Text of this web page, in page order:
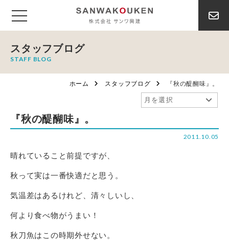
スタッフブログ
STAFF BLOG
ホーム スタッフブログ 『秋の醍醐味』。
『秋の醍醐味』。
2011.10.05
晴れていること前提ですが、
秋って実は一番快適だと思う。
気温差はあるけれど、清々しいし、
何より食べ物がうまい！
秋刀魚はこの時期外せない。